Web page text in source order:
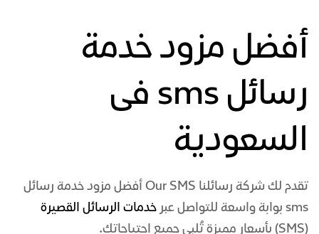
أفضل مزود خدمة
رسائل sms فى
السعودية
تقدم لك شركة رسائلنا Our SMS أفضل
مزود خدمة رسائل
sms بوابة واسعة للتواصل عبرخدمات الرسائل القصيرة
(SMS) بأسعار مميزة تُلبي جميع احتياجاتك.